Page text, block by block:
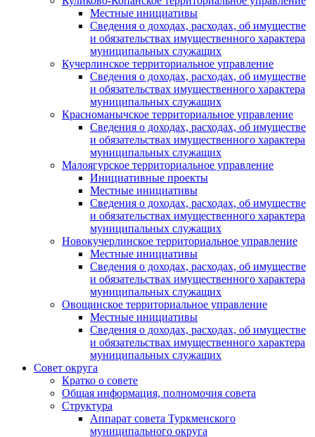
Местные инициативы
Сведения о доходах, расходах, об имуществе
и обязательствах имущественного характера
муниципальных служащих
Кучерлинское территориальное управление
Сведения о доходах, расходах, об имуществе
и обязательствах имущественного характера
муниципальных служащих
Красноманычское территориальное управление
Сведения о доходах, расходах, об имуществе
и обязательствах имущественного характера
муниципальных служащих
Малоягурское территориальное управление
Инициативные проекты
Местные инициативы
Сведения о доходах, расходах, об имуществе
и обязательствах имущественного характера
муниципальных служащих
Новокучерлинское территориальное управление
Местные инициативы
Сведения о доходах, расходах, об имуществе
и обязательствах имущественного характера
муниципальных служащих
Овощинское территориальное управление
Местные инициативы
Сведения о доходах, расходах, об имуществе
и обязательствах имущественного характера
муниципальных служащих
Совет округа
Кратко о совете
Общая информация, полномочия совета
Структура
Аппарат совета Туркменского
муниципального округа